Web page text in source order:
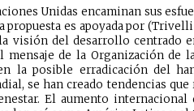
Unidas encaminan sus
propuesta es apoyada por
visión del desarrollo centrado
de la Organización de
la posible erradicación del
se han creado tendencias
El aumento internacional